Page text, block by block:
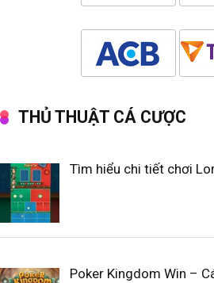
THỦ THUẬT CÁ CƯỢC
Tìm hiểu chi tiết chơi
Poker Kingdom Win –